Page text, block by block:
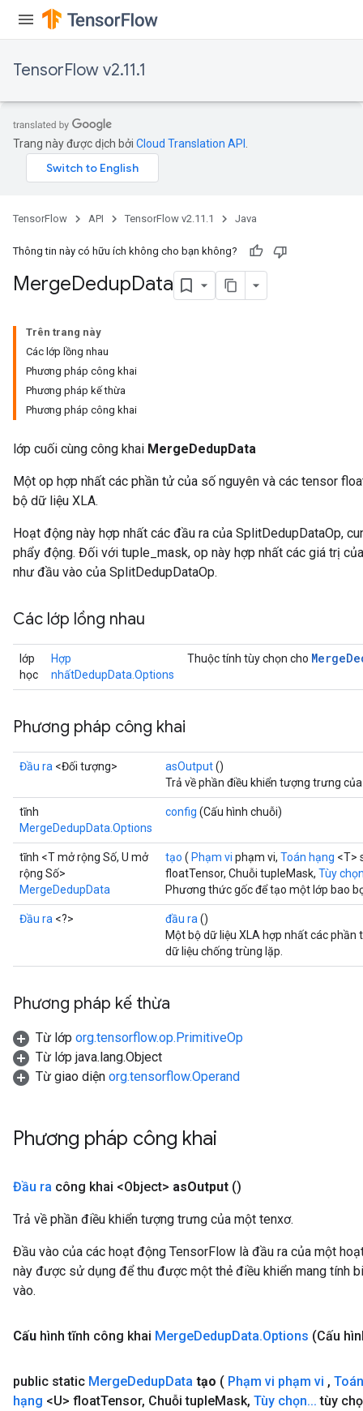
TensorFlow v2.11.1
Trang này được dịch bởi Cloud Translation API
TensorFlow API TensorFlow v2.11.1 Java
Thông tin này có hữu ích không cho bạn không?
MergeDedupData
Trên trang này
Các lớp lồng nhau
Phương pháp công khai
Phương pháp kế thừa
Phương pháp công khai
lớp cuối cùng công khai MergeDedupData
Một op hợp nhất các phần tử của số nguyên và các tensor
bộ dữ liệu XLA.
Hoạt động này hợp nhất các đầu ra của SplitDedupDataOp,
phẩy động. Đối với tuple_mask, op này hợp nhất các giá trị
như đầu vào của SplitDedupDataOp.
Các lớp lồng nhau
lớp
học
Hợp
nhấtDedupData.Options
Thuộc tính tùy chọn cho Merge
Phương pháp công khai
Đầu ra <Đối tượng> asOutput()
Trả về phần điều khiển tượng trưng
tĩnh
MergeDedupData.Options
config (Cấu hình chuỗi)
tĩnh <T mở rộng Số, U mở
rộng Số>
MergeDedupData
tạo ( Phạm vi phạm vi, Toán hạng <T>
floatTensor, Chuỗi tupleMask, Tùy
Phương thức gốc để tạo một lớp bao
Đầu ra <?> đầu ra ()
Một bộ dữ liệu XLA hợp nhất các
dữ liệu chống trùng lặp.
Phương pháp kế thừa
Từ lớp org.tensorflow.op.PrimitiveOp
Từ lớp java.lang.Object
Từ giao diện org.tensorflow.Operand
Phương pháp công khai
Đầu ra công khai <Object> asOutput ()
Trả về phần điều khiển tượng trưng của một tenxơ.
Đầu vào của các hoạt động TensorFlow là đầu ra của một
này được sử dụng để thu được một thẻ điều khiển mang tính
vào.
Cấu hình tĩnh công khai MergeDedupData.Options (Cấu
public static MergeDedupData tạo ( Phạm vi phạm vi ,
hạng <U> floatTensor, Chuỗi tupleMask, Tùy chọn... tùy